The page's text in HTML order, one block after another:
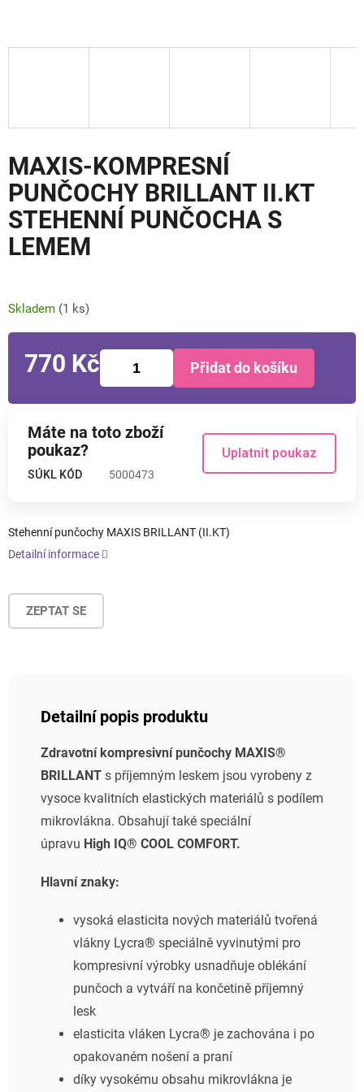
MAXIS-KOMPRESNÍ
PUNČOCHY BRILLANT II.KT
STEHENNÍ PUNČOCHA S
LEMEM
Skladem (1 ks)
770 Kč
cena:
Přidat do košíku
Máte na toto zboží
poukaz?
SÚKL KÓD 5000473
Uplatnit poukaz
Stehenní punčochy MAXIS BRILLANT (II.KT)
Detailní informace
ZEPTAT SE
Detailní popis produktu
Zdravotní kompresivní punčochy MAXIS®
BRILLANT s příjemným leskem jsou vyrobeny z
vysoce kvalitních elastických materiálů s podílem
mikrovlákna. Obsahují také speciální
úpravu High IQ® COOL COMFORT.
Hlavní znaky:
vysoká elasticita nových materiálů tvořená
vlákny Lycra® speciálně vyvinutými pro
kompresivní výrobky usnadňuje oblékání
punčoch a vytváří na končetině příjemný
lesk
elasticita vláken Lycra® je zachována i po
opakovaném nošení a praní
díky vysokému obsahu mikrovlákna je